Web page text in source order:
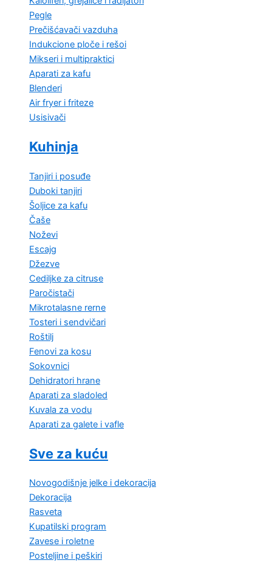
Pegle
Prečišćavači vazduha
Indukcione ploče i rešoi
Mikseri i multipraktici
Aparati za kafu
Blenderi
Air fryer i friteze
Usisivači
Kuhinja
Tanjiri i posuđe
Duboki tanjiri
Šoljice za kafu
Čaše
Noževi
Escajg
Džezve
Cediljke za citruse
Paročistači
Mikrotalasne rerne
Tosteri i sendvičari
Roštilj
Fenovi za kosu
Sokovnici
Dehidratori hrane
Aparati za sladoled
Kuvala za vodu
Aparati za galete i vafle
Sve za kuću
Novogodišnje jelke i dekoracija
Dekoracija
Rasveta
Kupatilski program
Zavese i roletne
Posteljine i peškiri